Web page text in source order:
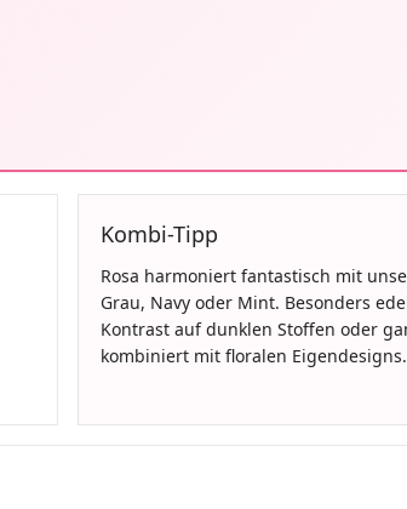
Kombi-Tipp
Rosa harmoniert fantastisch mit
Grau, Navy oder Mint. Besonders
Kontrast auf dunklen Stoffen oder
kombiniert mit floralen Eigendesigns.